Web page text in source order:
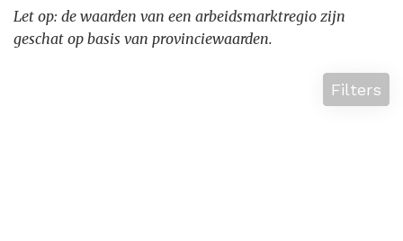
Let op: de waarden van een arbeidsmarktregio zijn
geschat op basis van provinciewaarden.
Filters